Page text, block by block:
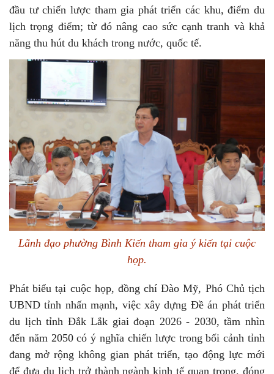
đầu tư chiến lược tham gia phát triển các khu, điểm du
lịch trọng điểm; từ đó nâng cao sức cạnh tranh và khả
năng thu hút du khách trong nước, quốc tế.
Lãnh đạo phường Bình Kiến tham gia ý kiến tại cuộc
họp.
Phát biểu tại cuộc họp, đồng chí Đào Mỹ, Phó Chủ tịch
UBND tỉnh nhấn mạnh, việc xây dựng Đề án phát triển
du lịch tỉnh Đắk Lắk giai đoạn 2026 - 2030, tầm nhìn
đến năm 2050 có ý nghĩa chiến lược trong bối cảnh tỉnh
đang mở rộng không gian phát triển, tạo động lực mới
để đưa du lịch trở thành ngành kinh tế quan trọng, đóng